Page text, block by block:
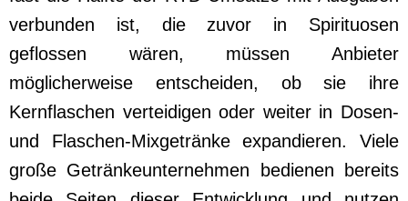
verbunden ist, die zuvor in Spirituosen
geflossen wären, müssen Anbieter
möglicherweise entscheiden, ob sie ihre
Kernflaschen verteidigen oder weiter in Dosen-
und Flaschen-Mixgetränke expandieren. Viele
große Getränkeunternehmen bedienen bereits